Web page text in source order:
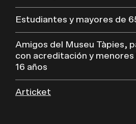
Estudiantes y mayores de
Amigos del Museu Tàpies,
con acreditación y menores
16 años
Articket